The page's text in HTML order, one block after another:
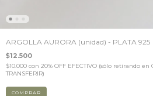
ARGOLLA AURORA (unidad) - PLATA 925
$12.500
$10.000 con 20% OFF EFECTIVO (sólo retirando
TRANSFERIR)
COMPRAR